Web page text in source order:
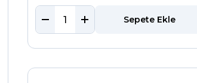
Sepete Ekle